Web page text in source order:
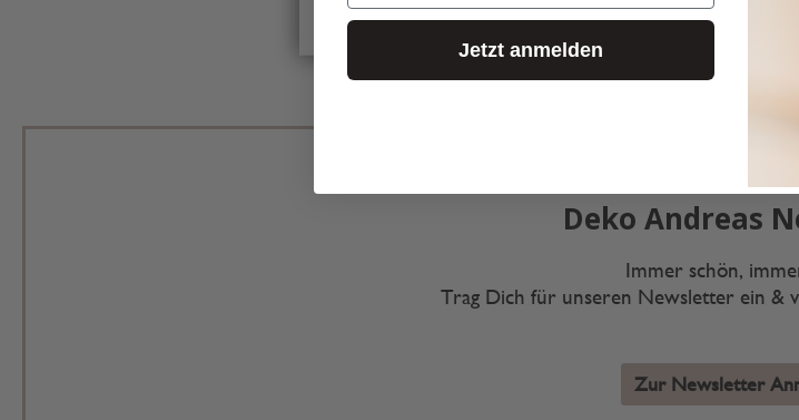
Deko Andreas
Immer schön,
Trag Dich für unseren Newsletter ein &
Zur Newsletter
Jetzt anmelden